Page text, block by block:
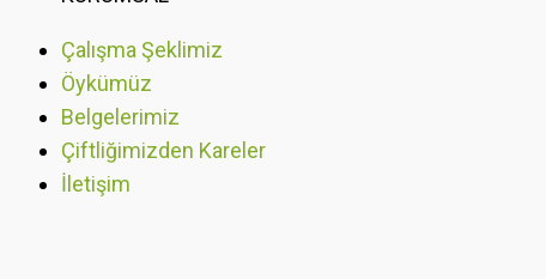
Çalışma Şeklimiz
Öykümüz
Belgelerimiz
Çiftliğimizden Kareler
İletişim